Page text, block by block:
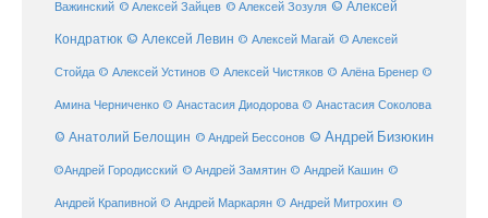
Важинский © Алексей Зайцев © Алексей Зозуля © Алексей
Кондратюк © Алексей Левин © Алексей Магай © Алексей
Стойда © Алексей Устинов © Алексей Чистяков © Алёна Бренер ©
Амина Черниченко © Анастасия Диодорова © Анастасия Соколова
© Анатолий Белощин © Андрей Бессонов © Андрей Бизюкин
©Андрей Городисский © Андрей Замятин © Андрей Кашин ©
Андрей Крапивной © Андрей Маркарян © Андрей Митрохин ©